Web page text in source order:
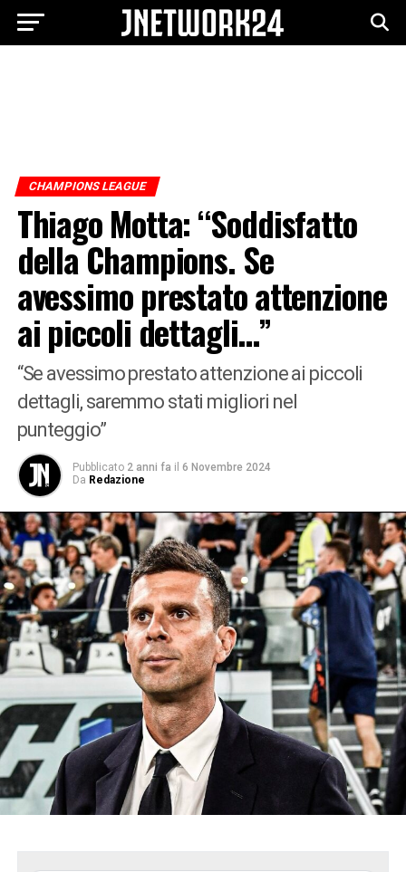
CHAMPIONS LEAGUE
Thiago Motta: “Soddisfatto
della Champions. Se
avessimo prestato attenzione
ai piccoli dettagli…”
“Se avessimo prestato attenzione ai piccoli
dettagli, saremmo stati migliori nel
punteggio”
Pubblicato 2 anni fa il 6 Novembre 2024
Da Redazione